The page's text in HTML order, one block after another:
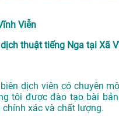
Viễn
thuật tiếng Nga tại Xã
dịch viên có chuyên
tôi được đào tạo bài
xác và chất lượng.